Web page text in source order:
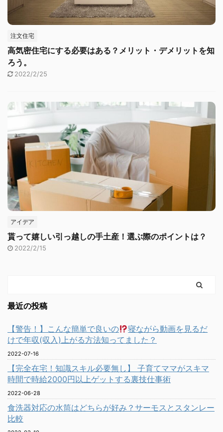
注文住宅
高気密住宅にする必要はある？メリット・デメリットを知
ろう。
2022/2/25
アイデア
貰って嬉しい引っ越しの手土産！選ぶ際のポイントは？
2022/2/15
最近の投稿
【警告！】こんな簡単で良いの
寝ながら動画を見るだ
けで年収(収入)上がる方法知ってました？
2022-07-16
【完全在宅！知識スキル必要無し】 子育てママがスキマ
時間で時給2000円以上ゲットする裏技仕事術
2022-06-28
食洗器対応の水筒はどちらが好み？サーモスとスタンレー
比較